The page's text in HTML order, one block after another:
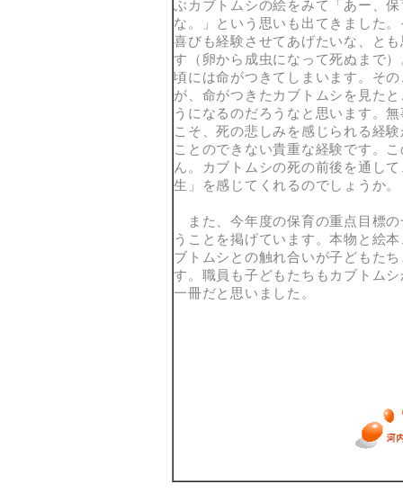
ぶカブトムシの絵をみて「あー、
な。」という思いも出てきました
喜びも経験させてあげたいな、と
す（卵から成虫になって死ぬまで
頃には命がつきてしまいます。そ
が、命がつきたカブトムシを見た
うになるのだろうなと思います。
こそ、死の悲しみを感じられる経
ことのできない貴重な経験です。
ん。カブトムシの死の前後を通し
生」を感じてくれるのでしょうか。
また、今年度の保育の重点目標
うことを掲げています。本物と絵
ブトムシとの触れ合いが子どもた
す。職員も子どもたちもカブトム
一冊だと思いました。